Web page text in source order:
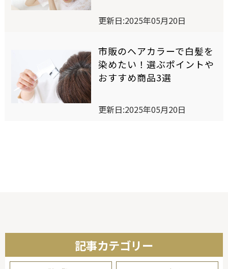
スペシャルコンテンツ
SELF COLORING STUDIO
セルフカラーリングスタジオ
SELF COLOR NAVI
更新日:2025年05月20日
市販のヘアカラーで白髪を
染めたい！選ぶポイントや
おすすめ商品3選
更新日:2025年05月20日
記事カテゴリー